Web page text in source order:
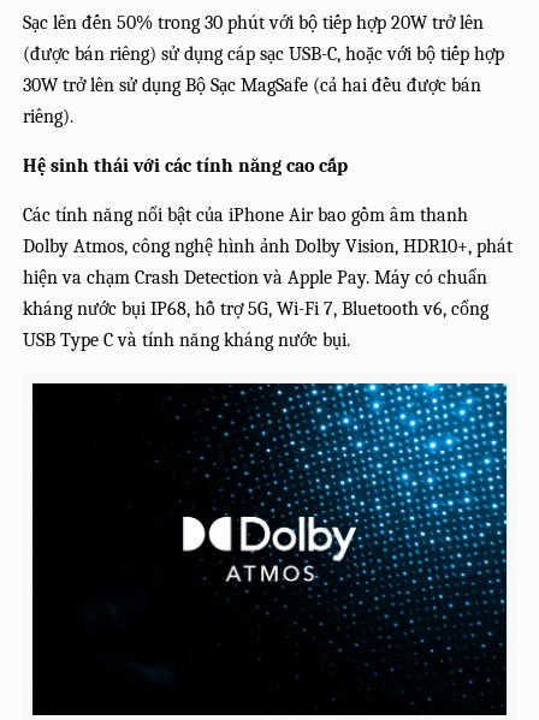
Sạc lên đến 50% trong 30 phút với bộ tiếp hợp 20W trở lên
(được bán riêng) sử dụng cáp sạc USB-C, hoặc với bộ tiếp hợp
30W trở lên sử dụng Bộ Sạc MagSafe (cả hai đều được bán
riêng).
Hệ sinh thái với các tính năng cao cấp
Các tính năng nổi bật của iPhone Air bao gồm âm thanh
Dolby Atmos, công nghệ hình ảnh Dolby Vision, HDR10+, phát
hiện va chạm Crash Detection và Apple Pay. Máy có chuẩn
kháng nước bụi IP68, hỗ trợ 5G, Wi-Fi 7, Bluetooth v6, cổng
USB Type C và tính năng kháng nước bụi.